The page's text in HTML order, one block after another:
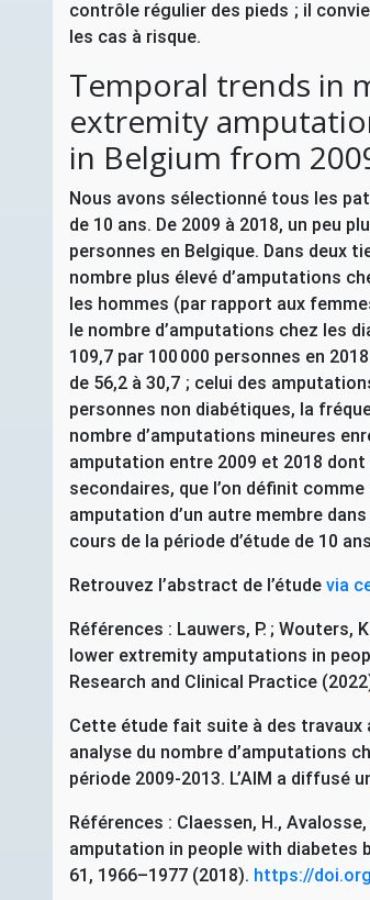
contrôle régulier des pieds ; il
les cas à risque.
Temporal trends in
extremity
in Belgium from
Nous avons sélectionné tous les
de 10 ans. De 2009 à 2018, un peu
personnes en Belgique. Dans deux
nombre plus élevé d’amputations
les hommes (par rapport aux
le nombre d’amputations chez les
109,7 par 100 000 personnes en
de 56,2 à 30,7 ; celui des
personnes non diabétiques, la
nombre d’amputations mineures
amputation entre 2009 et 2018
secondaires, que l’on définit
amputation d’un autre membre
cours de la période d’étude de 10
Retrouvez l’abstract de l’étude via
Références : Lauwers, P. ; Wouters,
lower extremity amputations in
Research and Clinical Practice
Cette étude fait suite à des travaux
analyse du nombre d’amputations
période 2009-2013. L’AIM a diffusé
Références : Claessen, H.,
amputation in people with diabetes
61, 1966–1977 (2018). https://